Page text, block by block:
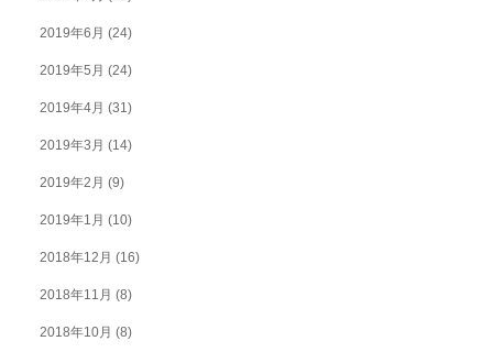
2019年6月 (24)
2019年5月 (24)
2019年4月 (31)
2019年3月 (14)
2019年2月 (9)
2019年1月 (10)
2018年12月 (16)
2018年11月 (8)
2018年10月 (8)